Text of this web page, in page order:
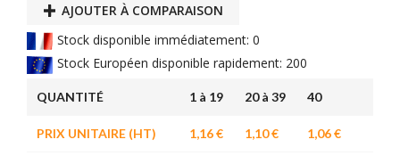
AJOUTER À COMPARAISON
Stock disponible immédiatement: 0
Stock Européen disponible rapidement: 200
QUANTITÉ 1 à 19 20 à 39 40
PRIX UNITAIRE (HT) 1,16 € 1,10 € 1,06 €